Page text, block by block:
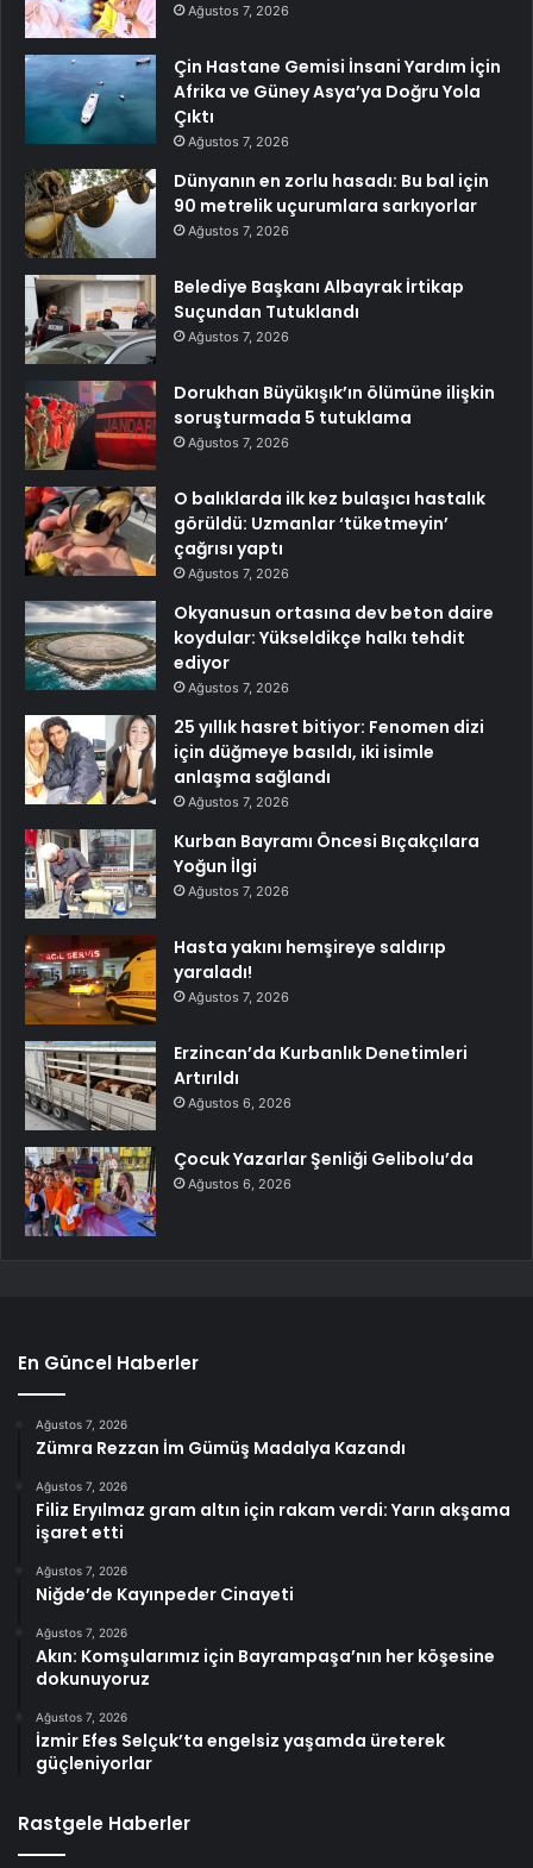
Ağustos 7, 2026
Çin Hastane Gemisi İnsani Yardım İçin
Afrika ve Güney Asya’ya Doğru Yola
Çıktı
Ağustos 7, 2026
Dünyanın en zorlu hasadı: Bu bal için
90 metrelik uçurumlara sarkıyorlar
Ağustos 7, 2026
Belediye Başkanı Albayrak İrtikap
Suçundan Tutuklandı
Ağustos 7, 2026
Dorukhan Büyükışık’ın ölümüne ilişkin
soruşturmada 5 tutuklama
Ağustos 7, 2026
O balıklarda ilk kez bulaşıcı hastalık
görüldü: Uzmanlar ‘tüketmeyin’
çağrısı yaptı
Ağustos 7, 2026
Okyanusun ortasına dev beton daire
koydular: Yükseldikçe halkı tehdit
ediyor
Ağustos 7, 2026
25 yıllık hasret bitiyor: Fenomen dizi
için düğmeye basıldı, iki isimle
anlaşma sağlandı
Ağustos 7, 2026
Kurban Bayramı Öncesi Bıçakçılara
Yoğun İlgi
Ağustos 7, 2026
Hasta yakını hemşireye saldırıp
yaraladı!
Ağustos 7, 2026
Erzincan’da Kurbanlık Denetimleri
Artırıldı
Ağustos 6, 2026
Çocuk Yazarlar Şenliği Gelibolu’da
Ağustos 6, 2026
En Güncel Haberler
Ağustos 7, 2026
Zümra Rezzan İm Gümüş Madalya Kazandı
Ağustos 7, 2026
Filiz Eryılmaz gram altın için rakam verdi: Yarın akşama
işaret etti
Ağustos 7, 2026
Niğde’de Kayınpeder Cinayeti
Ağustos 7, 2026
Akın: Komşularımız için Bayrampaşa’nın her köşesine
dokunuyoruz
Ağustos 7, 2026
İzmir Efes Selçuk’ta engelsiz yaşamda üreterek
güçleniyorlar
Rastgele Haberler